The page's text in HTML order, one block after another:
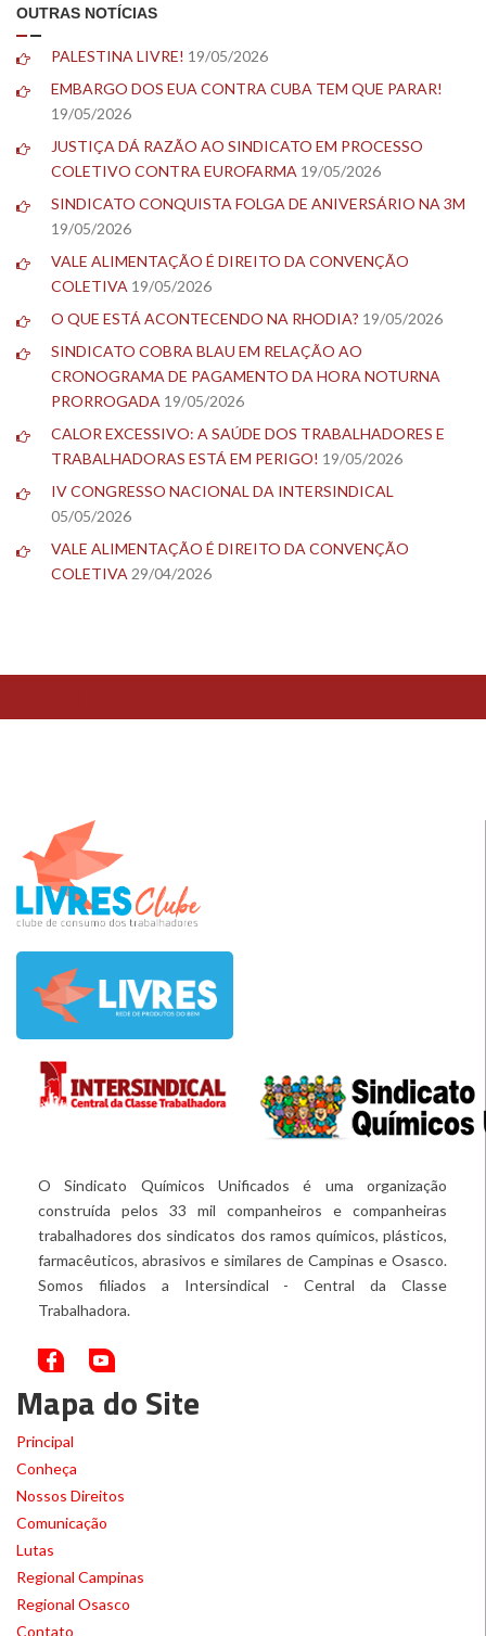
OUTRAS NOTÍCIAS
PALESTINA LIVRE! 19/05/2026
EMBARGO DOS EUA CONTRA CUBA TEM QUE PARAR!
19/05/2026
JUSTIÇA DÁ RAZÃO AO SINDICATO EM PROCESSO
COLETIVO CONTRA EUROFARMA 19/05/2026
SINDICATO CONQUISTA FOLGA DE ANIVERSÁRIO NA 3M
19/05/2026
VALE ALIMENTAÇÃO É DIREITO DA CONVENÇÃO
COLETIVA 19/05/2026
O QUE ESTÁ ACONTECENDO NA RHODIA? 19/05/2026
SINDICATO COBRA BLAU EM RELAÇÃO AO
CRONOGRAMA DE PAGAMENTO DA HORA NOTURNA
PRORROGADA 19/05/2026
CALOR EXCESSIVO: A SAÚDE DOS TRABALHADORES E
TRABALHADORAS ESTÁ EM PERIGO! 19/05/2026
IV CONGRESSO NACIONAL DA INTERSINDICAL
05/05/2026
VALE ALIMENTAÇÃO É DIREITO DA CONVENÇÃO
COLETIVA 29/04/2026
TESTE
O Sindicato Químicos Unificados é uma organização
construída pelos 33 mil companheiros e companheiras
trabalhadores dos sindicatos dos ramos químicos, plásticos,
farmacêuticos, abrasivos e similares de Campinas e Osasco.
Somos filiados a Intersindical - Central da Classe
Trabalhadora.
Mapa do Site
Principal
Conheça
Nossos Direitos
Comunicação
Lutas
Regional Campinas
Regional Osasco
Contato